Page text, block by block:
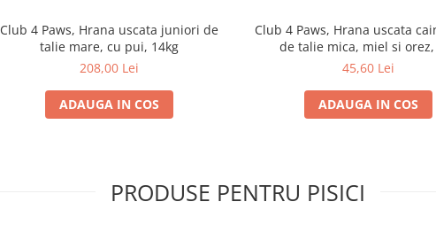
Club 4 Paws, Hrana uscata juniori de
talie mare, cu pui, 14kg
208,00 Lei
ADAUGA IN COS
Club 4 Paws, Hrana uscata
de talie mica, miel si orez,
45,60 Lei
ADAUGA IN COS
PRODUSE PENTRU PISICI